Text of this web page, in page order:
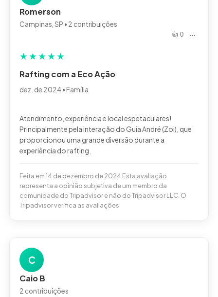
Romerson
Campinas, SP • 2 contribuições
👍 0 ⋯
★★★★★
Rafting com a Eco Ação
dez. de 2024 • Família
Atendimento, experiência e local espetaculares!
Principalmente pela interação do Guia André (Zoi), que
proporcionou uma grande diversão durante a
Feita em 14 de dezembro de 2024 Esta avaliação
representa a opinião subjetiva de um membro da
comunidade do Tripadvisor e não do Tripadvisor LLC. O
Tripadvisor verifica as avaliações.
C
Caio B
2 contribuições